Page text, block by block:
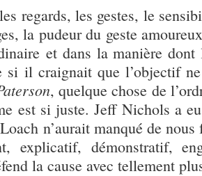
regards, les gestes, le
la pudeur du geste
et dans la manière
si il craignait que l’objectif
, quelque chose de
est si juste. Jeff Nichols a
n’aurait manqué de
explicatif, démonstratif,
la cause avec tellement